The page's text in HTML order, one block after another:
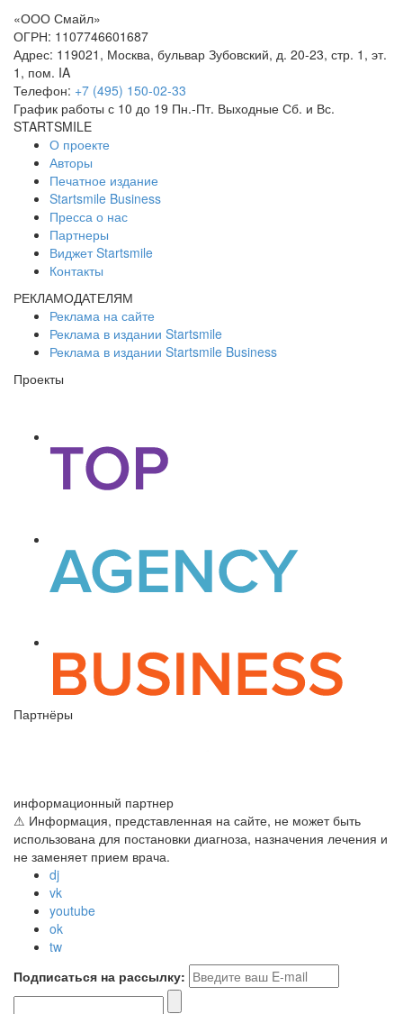
«ООО Смайл»
ОГРН: 1107746601687
Адрес: 119021 , Москва, бульвар Зубовский, д. 20-23, стр. 1, эт.
1, пом. IA
Телефон: +7 (495) 150-02-33
График работы с 10 до 19 Пн.-Пт. Выходные Сб. и Вс.
STARTSMILE
О проекте
Авторы
Печатное издание
Startsmile Business
Пресса о нас
Партнеры
Виджет Startsmile
Контакты
РЕКЛАМОДАТЕЛЯМ
Реклама на сайте
Реклама в издании Startsmile
Реклама в издании Startsmile Business
Проекты
Партнёры
информационный партнер
⚠ Информация, представленная на сайте, не может быть
использована для постановки диагноза, назначения лечения и
не заменяет прием врача.
dj
vk
youtube
ok
tw
Подписаться на рассылку: